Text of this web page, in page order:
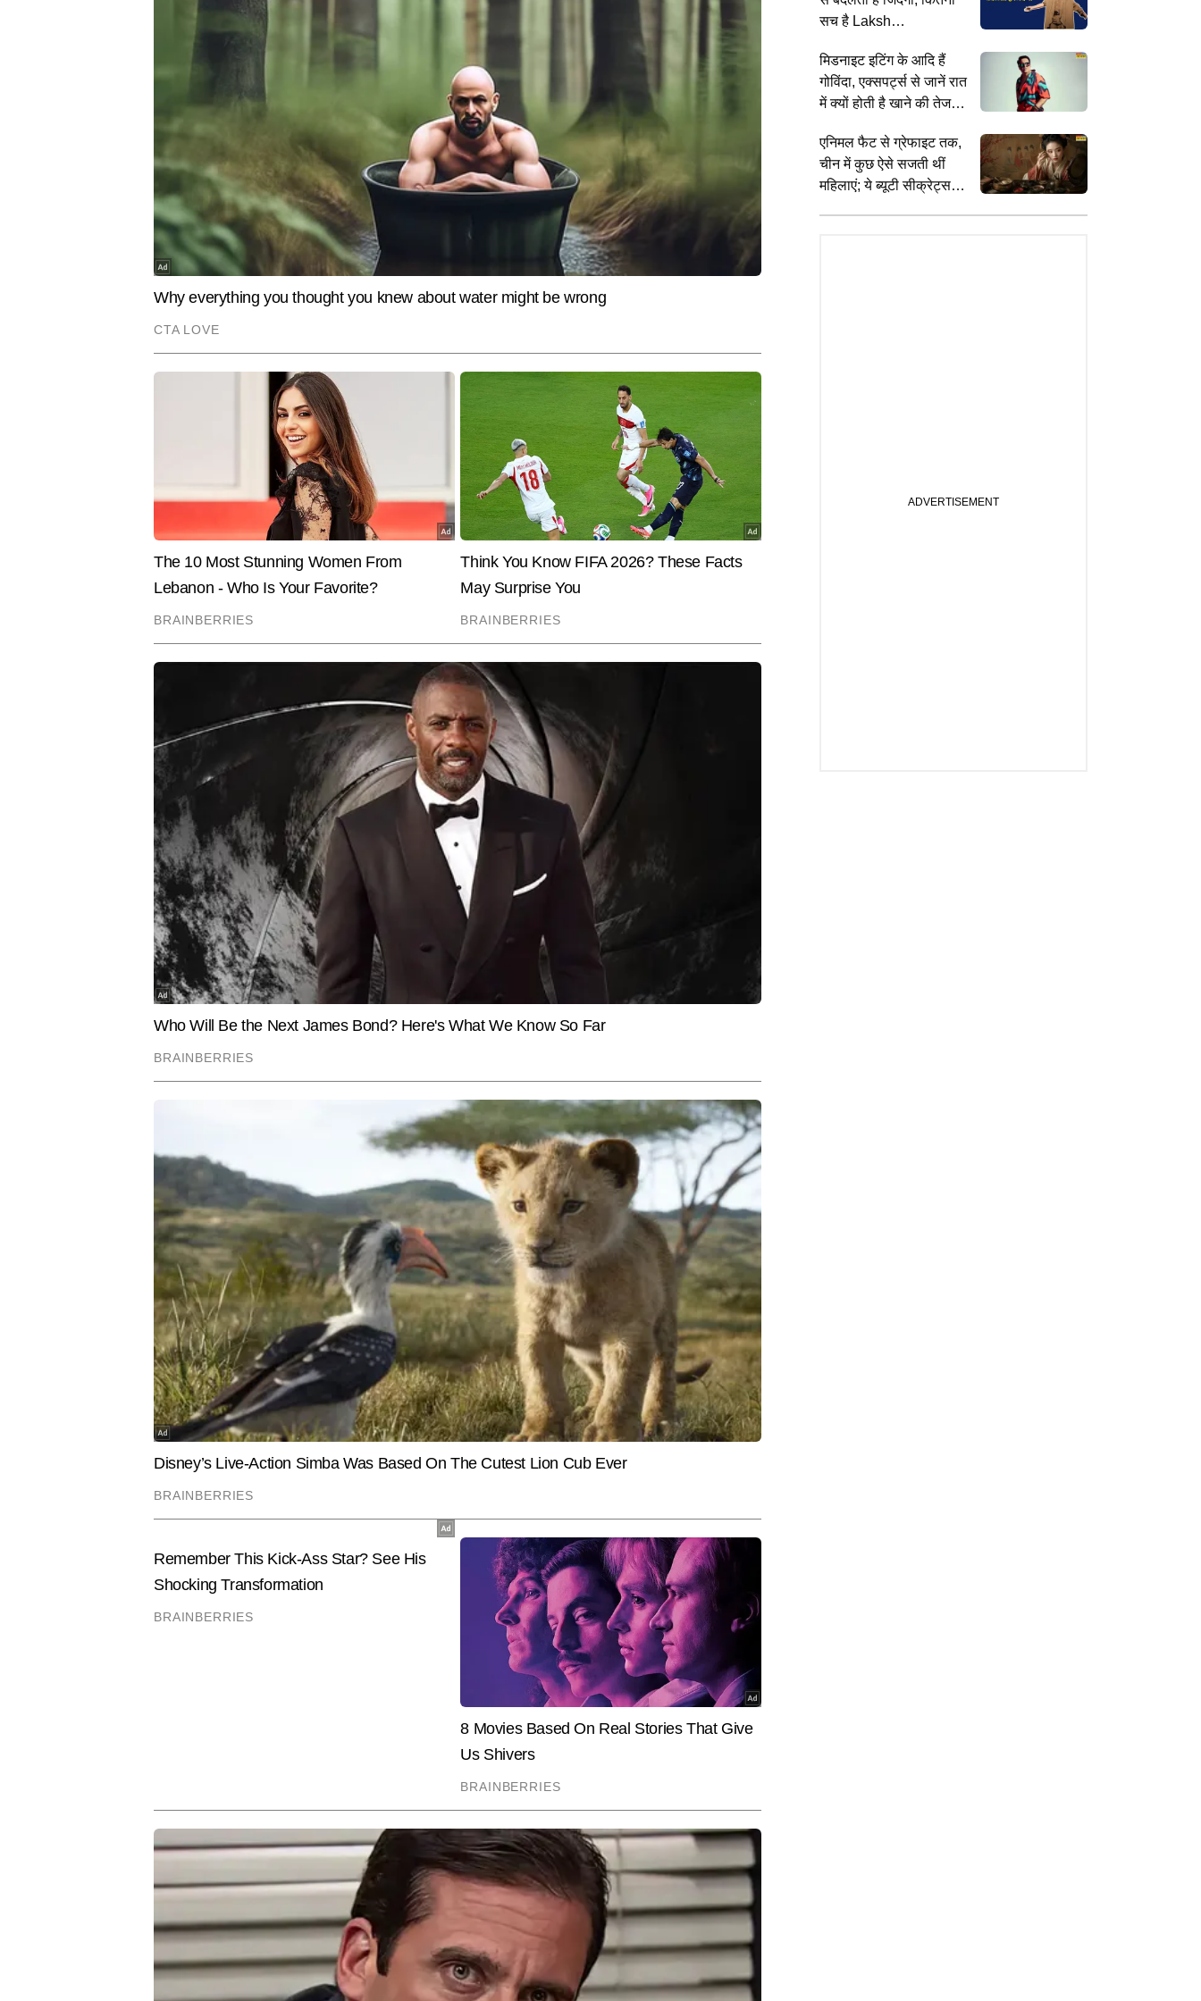
Nashte me kya khaye
AKTU Result 2026: 30 से अधिक
कॉलेजों में दोबारा होंगी प्रैक्टिकल परीक्षाएं, 1
सितंबर से लागू होगा फेसलेस स्टूडेंट सिस्टम
पंजाब पुलिस के 'गैंगस्टरां ते वार' से
अपराधियों पर बड़ा वार, 200 दिन में 1.09
लाख छापे और 1,532 गिरफ्तार
'UPI कर दो' से बदल गया भारतीयों का
खान-पान, जानिए डिजिटल पेमेंट ने कैसे
बदली आदतें
Explainer: लोन नहीं चुकाया तो क्या बैंक
लॉक कर देगा आपका फोन? समझें RBI के
मथुरा में फिर नहीं बनी बात, श्रीकृष्ण
जन्मभूमि-शाही ईदगाह विवाद पर 18 अगस्त
को होगी सुलह की आखिरी कोशिश
अवनी बागरोला AUTHOR
अवनी बागरोला टाइम्स नाउ नवभारत डिजिटल के लाइफस्टाइल सेक्शन में कंटेंट राइटर के रूप में कार्यरत हैं। फैशन, ब्यूटी,
ट्रेंड्स, पर्सनल स्टाइलिंग और आधुनिक जीवनशैली से जुड़े कंटेंट पर उनकी मजबूत पकड़ उन्हें युवा और स्टाइल-सेवी ऑडियंस के
बीच खास पहचान दिलाती है। अवनी की लेखन शैली सरल, ट्रेंडी और यूज़र-फ्रेंडली है, जो पाठकों को तेजी से बदलते फैशन व
लाइफस्टाइल ट्रेंड्स को समझने में मदद करती है। अब तक 2,500 से अधिक आर्टिकल्स लिख चुकी अवनी क्रिएटिव अप्रोच,
Hindi News Lifestyle
End of Article
सच है Laksh
मिडनाइट इटिंग के आदि हैं
गोविंदा, एक्सपर्ट्स से जानें रात
में क्यों होती है खाने की तेज
एनिमल फैट से ग्रेफाइट तक,
चीन में कुछ ऐसे सजती थीं
महिलाएं; ये ब्यूटी सीक्रेट्स